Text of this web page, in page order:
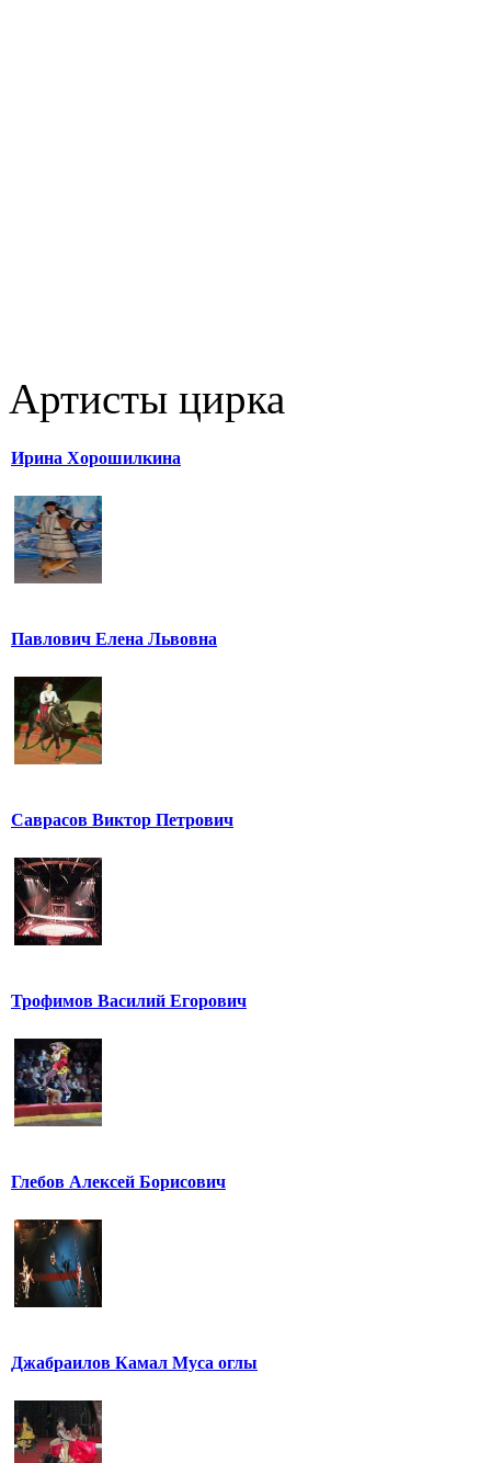
Артисты цирка
Ирина Хорошилкина
Павлович Елена Львовна
Саврасов Виктор Петрович
Трофимов Василий Егорович
Глебов Алексей Борисович
Джабраилов Камал Муса оглы